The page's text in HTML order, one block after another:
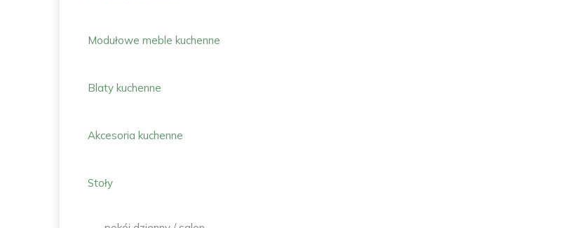
Modułowe meble kuchenne
Blaty kuchenne
Akcesoria kuchenne
Stoły